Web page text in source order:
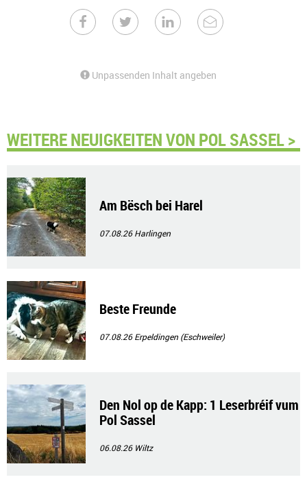
Unpassenden Inhalt angeben
WEITERE NEUIGKEITEN VON POL SASSEL >
Am Bësch bei Harel
07.08.26Harlingen
Beste Freunde
07.08.26Erpeldingen (Eschweiler)
Den Nol op de Kapp: 1 Leserbréif vum
Pol Sassel
06.08.26 Wiltz